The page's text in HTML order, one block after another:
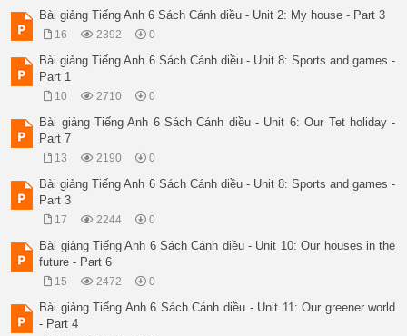
Bài giảng Tiếng Anh 6 Sách Cánh diều - Unit 2: My house - Part 3
16 2392 0
Bài giảng Tiếng Anh 6 Sách Cánh diều - Unit 8: Sports and games -
Part 1
10 2710 0
Bài giảng Tiếng Anh 6 Sách Cánh diều - Unit 6: Our Tet holiday -
Part 7
13 2190 0
Bài giảng Tiếng Anh 6 Sách Cánh diều - Unit 8: Sports and games -
Part 3
17 2244 0
Bài giảng Tiếng Anh 6 Sách Cánh diều - Unit 10: Our houses in the
future - Part 6
15 2472 0
Bài giảng Tiếng Anh 6 Sách Cánh diều - Unit 11: Our greener world
- Part 4